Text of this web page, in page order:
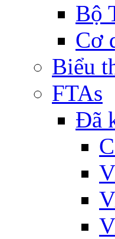
Bộ
Cơ
Biểu
FTAs
Đã